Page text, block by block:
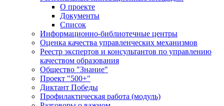
О проекте
Документы
Список
Информационно-библиотечные центры
Оценка качества управленческих механизмов
Реестр экспертов и консультантов по управлению
качеством образования
Общество "Знание"
Проект "500+"
Диктант Победы
Профилактическая работа (модуль)